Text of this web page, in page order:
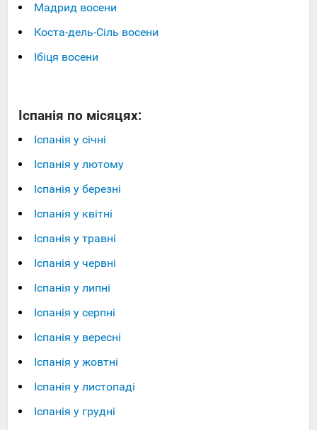
Мадрид восени
Коста-дель-Сіль восени
Ібіця восени
Іспанія по місяцях:
Іспанія у січні
Іспанія у лютому
Іспанія у березні
Іспанія у квітні
Іспанія у травні
Іспанія у червні
Іспанія у липні
Іспанія у серпні
Іспанія у вересні
Іспанія у жовтні
Іспанія у листопаді
Іспанія у грудні